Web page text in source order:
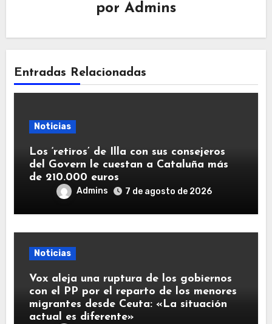
por Admins
Entradas Relacionadas
Noticias
Los ‘retiros’ de Illa con sus consejeros
del Govern le cuestan a Cataluña más
de 210.000 euros
Admins 7 de agosto de 2026
Noticias
Vox aleja una ruptura de los gobiernos
con el PP por el reparto de los menores
migrantes desde Ceuta: «La situación
actual es diferente»